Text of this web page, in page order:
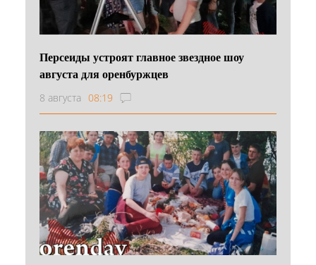
Персеиды устроят главное звездное шоу
августа для оренбуржцев
8 августа 08:19